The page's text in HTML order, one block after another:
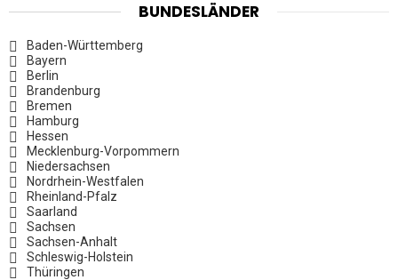
BUNDESLÄNDER
Baden-Württemberg
Bayern
Berlin
Brandenburg
Bremen
Hamburg
Hessen
Mecklenburg-Vorpommern
Niedersachsen
Nordrhein-Westfalen
Rheinland-Pfalz
Saarland
Sachsen
Sachsen-Anhalt
Schleswig-Holstein
Thüringen